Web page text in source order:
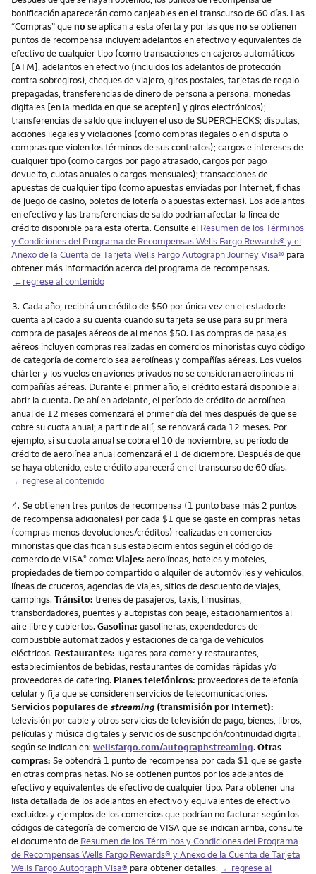
bonificación aparecerán como canjeables en el transcurso de 60 días. Las
“Compras” quenose aplican a esta oferta y por las quenose obtienen
puntos de recompensa incluyen: adelantos en efectivo y equivalentes de
efectivo de cualquier tipo (como transacciones en cajeros automáticos
[ATM], adelantos en efectivo (incluidos los adelantos de protección
contra sobregiros), cheques de viajero, giros postales, tarjetas de regalo
prepagadas, transferencias de dinero de persona a persona, monedas
digitales [en la medida en que se acepten] y giros electrónicos);
transferencias de saldo que incluyen el uso de SUPERCHECKS; disputas,
acciones ilegales y violaciones (como compras ilegales o en disputa o
compras que violen los términos de sus contratos); cargos e intereses de
cualquier tipo (como cargos por pago atrasado, cargos por pago
devuelto, cuotas anuales o cargos mensuales); transacciones de
apuestas de cualquier tipo (como apuestas enviadas por Internet, fichas
de juego de casino, boletos de lotería o apuestas externas). Los adelantos
en efectivo y las transferencias de saldo podrían afectar la línea de
crédito disponible para esta oferta. Consulte el Resumen de los Términos
y Condiciones del Programa de Recompensas Wells Fargo Rewards® y el
Anexo de la Cuenta de Tarjeta Wells Fargo Autograph Journey Visa® para
obtener más información acerca del programa de recompensas.
←regrese al contenido
Nota
3. Cada año, recibirá un crédito de $50 por única vez en el estado de
cuenta aplicado a su cuenta cuando su tarjeta se use para su primera
compra de pasajes aéreos de al menos $50. Las compras de pasajes
aéreos incluyen compras realizadas en comercios minoristas cuyo código
de categoría de comercio sea aerolíneas y compañías aéreas. Los vuelos
chárter y los vuelos en aviones privados no se consideran aerolíneas ni
compañías aéreas. Durante el primer año, el crédito estará disponible al
abrir la cuenta. De ahí en adelante, el período de crédito de aerolínea
anual de 12 meses comenzará el primer día del mes después de que se
cobre su cuota anual; a partir de allí, se renovará cada 12 meses. Por
ejemplo, si su cuota anual se cobra el 10 de noviembre, su período de
crédito de aerolínea anual comenzará el 1 de diciembre. Después de que
se haya obtenido, este crédito aparecerá en el transcurso de 60 días.
←regrese al contenido
Nota
4. Se obtienen tres puntos de recompensa (1 punto base más 2 puntos
de recompensa adicionales) por cada $1 que se gaste en compras netas
(compras menos devoluciones/créditos) realizadas en comercios
minoristas que clasifican sus establecimientos según el código de
comercio de VISA® como: Viajes: aerolíneas, hoteles y moteles,
propiedades de tiempo compartido o alquiler de automóviles y vehículos,
líneas de cruceros, agencias de viajes, sitios de descuento de viajes,
campings. Tránsito: trenes de pasajeros, taxis, limusinas,
transbordadores, puentes y autopistas con peaje, estacionamientos al
aire libre y cubiertos. Gasolina: gasolineras, expendedores de
combustible automatizados y estaciones de carga de vehículos
eléctricos. Restaurantes: lugares para comer y restaurantes,
establecimientos de bebidas, restaurantes de comidas rápidas y/o
proveedores de catering. Planes telefónicos: proveedores de telefonía
celular y fija que se consideren servicios de telecomunicaciones.
Servicios populares de streaming (transmisión por Internet):
televisión por cable y otros servicios de televisión de pago, bienes, libros,
películas y música digitales y servicios de suscripción/continuidad digital,
según se indican en: wellsfargo.com/autographstreaming. Otras
compras: Se obtendrá 1 punto de recompensa por cada $1 que se gaste
en otras compras netas. No se obtienen puntos por los adelantos de
efectivo y equivalentes de efectivo de cualquier tipo. Para obtener una
lista detallada de los adelantos en efectivo y equivalentes de efectivo
excluidos y ejemplos de los comercios que podrían no facturar según los
códigos de categoría de comercio de VISA que se indican arriba, consulte
el documento de Resumen de los Términos y Condiciones del Programa
de Recompensas Wells Fargo Rewards® y Anexo de la Cuenta de Tarjeta
Wells Fargo Autograph Visa® para obtener detalles. ←regrese al